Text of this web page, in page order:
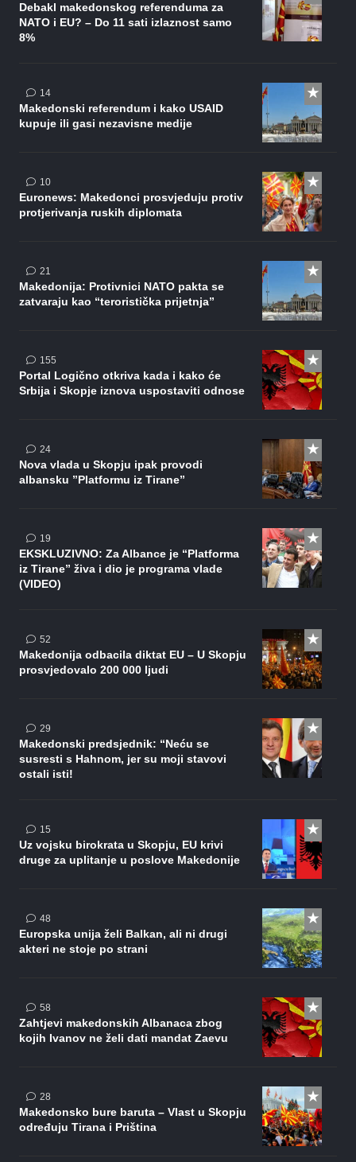
Debakl makedonskog referenduma za
NATO i EU? – Do 11 sati izlaznost samo
8%
14komentara
Makedonski referendum i kako USAID
kupuje ili gasi nezavisne medije
10komentara
Euronews: Makedonci prosvjeduju protiv
protjerivanja ruskih diplomata
21
Makedonija: Protivnici NATO pakta se
zatvaraju kao “teroristička prijetnja”
155komentara
Portal Logično otkriva kada i kako će
Srbija i Skopje iznova uspostaviti odnose
24komentara
Nova vlada u Skopju ipak provodi
albansku ”Platformu iz Tirane”
19komentara
EKSKLUZIVNO: Za Albance je “Platforma
iz Tirane” živa i dio je programa vlade
(VIDEO)
52komentara
Makedonija odbacila diktat EU – U Skopju
prosvjedovalo 200 000 ljudi
29komentara
Makedonski predsjednik: “Neću se
susresti s Hahnom, jer su moji stavovi
ostali isti!
15komentara
Uz vojsku birokrata u Skopju, EU krivi
druge za uplitanje u poslove Makedonije
48komentara
Europska unija želi Balkan, ali ni drugi
akteri ne stoje po strani
58komentara
Zahtjevi makedonskih Albanaca zbog
kojih Ivanov ne želi dati mandat Zaevu
28komentara
Makedonsko bure baruta – Vlast u Skopju
određuju Tirana i Priština